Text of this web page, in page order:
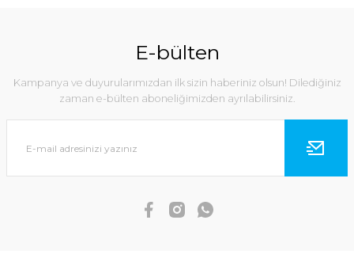
E-bülten
Kampanya ve duyurularımızdan ilk sizin haberiniz olsun! Dilediğiniz
zaman e-bülten aboneliğimizden ayrılabilirsiniz.